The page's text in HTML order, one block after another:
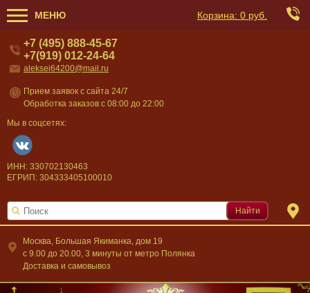
МЕНЮ Корзина: 0 руб.
Москва, Большая Якиманка, дом 19
c 9.00 до 20.00, 3 минуты от метро Полянка
Доставка и самовывоз
+7 (495) 888-45-67
+7(919) 012-24-64
aleksei64200@mail.ru
Прием заявок с сайта 24/7
Обработка заказов с 08:00 до 22:00
Мы в соцсетях:
ИНН: 330702130463
ЕГРИП: 304333405100010
Найти